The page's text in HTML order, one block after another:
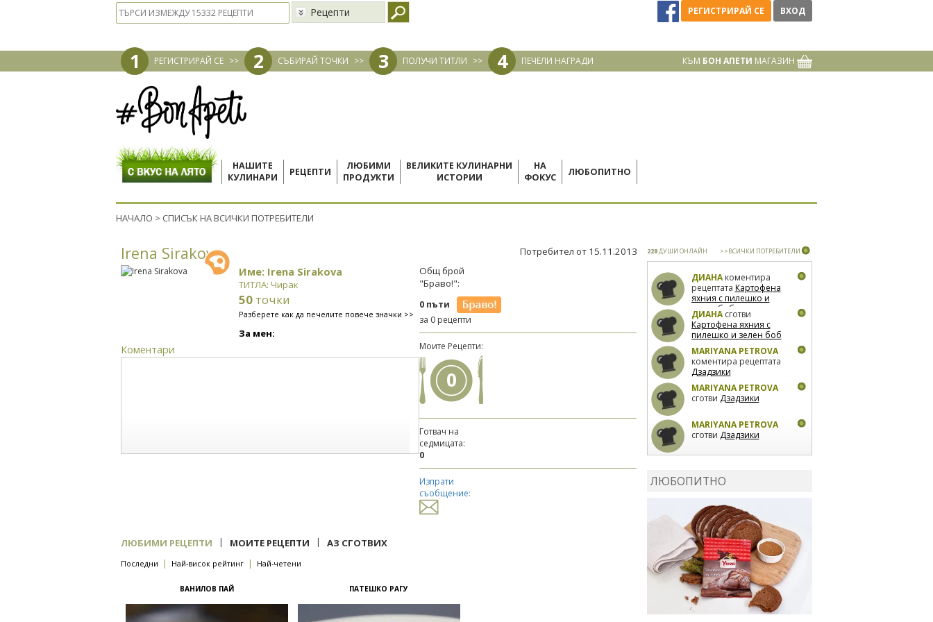
Рецепти РЕГИСТРИРАЙ СЕ ВХОД
1 РЕГИСТРИРАЙ СЕ >> 2 СЪБИРАЙ ТОЧКИ >> 3 ПОЛУЧИ ТИТЛИ >> 4 ПЕЧЕЛИ НАГРАДИ КЪМ БОН АПЕТИ МАГАЗИН
НАШИТЕ
КУЛИНАРИ
РЕЦЕПТИ
ЛЮБИМИ
ПРОДУКТИ
ВЕЛИКИТЕ КУЛИНАРНИ
ИСТОРИИ
НА
ФОКУС
ЛЮБОПИТНО
НАЧАЛО > СПИСЪК НА ВСИЧКИ ПОТРЕБИТЕЛИ
Irena Sirakova Потребител от 15.11.2013
Име: Irena Sirakova
ТИТЛА: Чирак
50 точки
Разберете как да печелите повече значки >>
За мен:
Коментари
Общ брой
"Браво!":
0 пъти
за 0 рецепти
Моите Рецепти:
0
Готвач на
седмицата:
0
Изпрати
съобщение:
ЛЮБИМИ РЕЦЕПТИ | МОИТЕ РЕЦЕПТИ | АЗ СГОТВИХ
Последни | Най-висок рейтинг | Най-четени
ВАНИЛОВ ПАЙ ПАТЕШКО РАГУ
228ДУШИ ОНЛАЙН >>ВСИЧКИ ПОТРЕБИТЕЛИ
ДИАНАкоментира
рецептата Картофена
яхния с пилешко и
зелен боб
ДИАНАсготви
Картофена яхния с
пилешко и зелен боб
MARIYANA PETROVA
коментира рецептата
Дзадзики
MARIYANA PETROVA
сготви Дзадзики
MARIYANA PETROVA
сготви Дзадзики
фурна
рецептатаСвински
ребра с печени
картофи
ЛЮБОПИТНО